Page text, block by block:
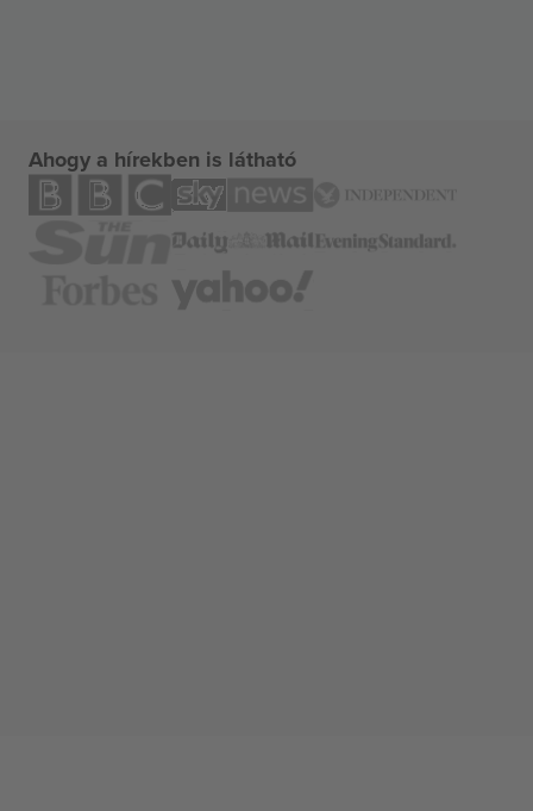
Ahogy a hírekben is látható